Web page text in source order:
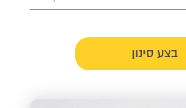
בצע סינון